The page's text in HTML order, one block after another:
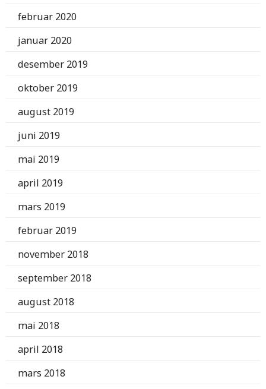
februar 2020
januar 2020
desember 2019
oktober 2019
august 2019
juni 2019
mai 2019
april 2019
mars 2019
februar 2019
november 2018
september 2018
august 2018
mai 2018
april 2018
mars 2018